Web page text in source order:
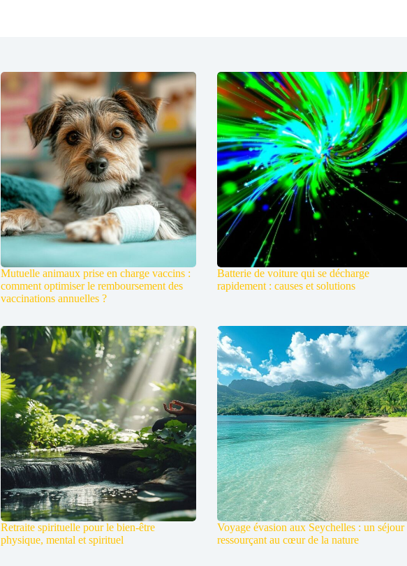
Mutuelle animaux prise en charge vaccins :
comment optimiser le remboursement des
vaccinations annuelles ?
Batterie de voiture qui se décharge
rapidement : causes et solutions
Retraite spirituelle pour le bien-être
physique, mental et spirituel
Voyage évasion aux Seychelles : un séjour
ressourçant au cœur de la nature